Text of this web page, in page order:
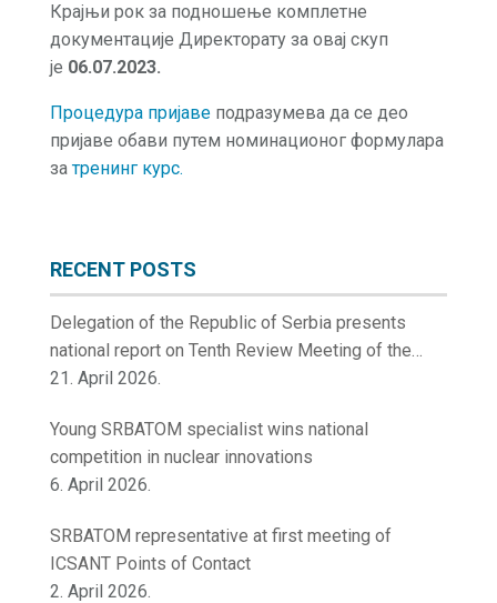
Крајњи рок за подношење комплетне
документације Директорату за овај скуп
је 06.07.2023.
Процедура пријавеподразумева да се део
пријаве обави путем номинационог формулара
затренинг курс.
RECENT POSTS
Delegation of the Republic of Serbia presents
national report on Tenth Review Meeting of the
Contracting Parties to the Convention on Nuclear
21. April 2026.
Young SRBATOM specialist wins national
competition in nuclear innovations
6. April 2026.
SRBATOM representative at first meeting of
ICSANT Points of Contact
2. April 2026.